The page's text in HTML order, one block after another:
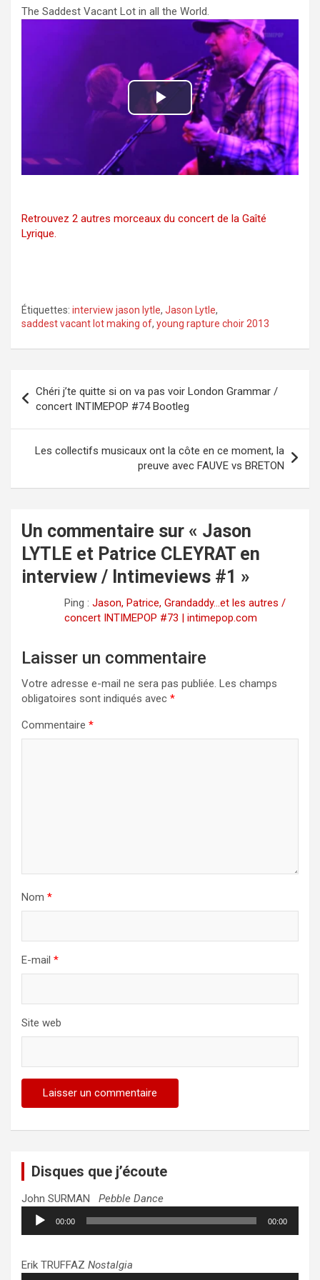
i
d
The Saddest Vacant Lot in all the World.
P
a
y
d
Retrouvez 2 autres morceaux du concert de la Gaîté
Lyrique.
Étiquettes: interview jason lytle, Jason Lytle,
saddest vacant lot making of, young rapture choir 2013
de
l’article
Chéri j’te quitte si on va pas voir London Grammar /
concert INTIMEPOP #74 Bootleg
Les collectifs musicaux ont la côte en ce moment, la
preuve avec FAUVE vs BRETON
Un commentaire sur « Jason
LYTLE et Patrice CLEYRAT en
interview / Intimeviews #1 »
Ping : Jason, Patrice, Grandaddy…et les autres /
concert INTIMEPOP #73 | intimepop.com
Laisser un commentaire
Votre adresse e-mail ne sera pas publiée. Les champs
obligatoires sont indiqués avec *
Commentaire *
Nom *
E-mail *
Site web
Disques que j’écoute
John SURMAN Pebble Dance
Lecteur
audio
00:00 00:00
Erik TRUFFAZ Nostalgia